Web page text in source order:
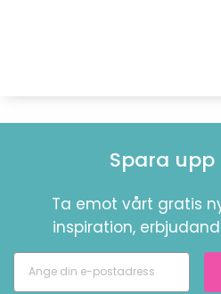
Spara upp
Ta emot vårt gratis
inspiration,